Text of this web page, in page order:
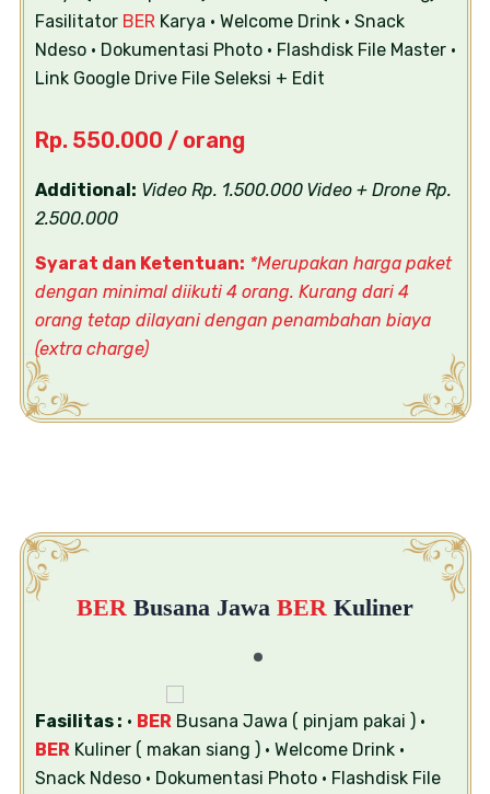
Fasilitator BERKarya • Welcome Drink• Snack
Ndeso• Dokumentasi Photo• Flashdisk File Master•
Link Google Drive File Seleksi + Edit
Rp. 550.000 / orang
Additional: Video Rp. 1.500.000Video + Drone Rp.
2.500.000
Syarat dan Ketentuan: *Merupakan harga paket
dengan minimal diikuti 4 orang. Kurang dari 4
orang tetap dilayani dengan penambahan biaya
(extra charge)
BER Busana Jawa BER Kuliner
Fasilitas : • BERBusana Jawa ( pinjam pakai )•
BERKuliner ( makan siang )• Welcome Drink•
Snack Ndeso• Dokumentasi Photo• Flashdisk File